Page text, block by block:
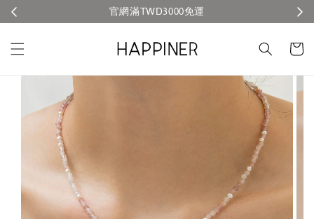
官網滿TWD3000免運